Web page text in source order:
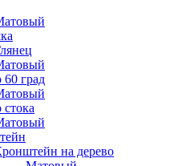
60 град
на дерево